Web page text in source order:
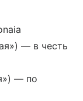
— в честь
— по